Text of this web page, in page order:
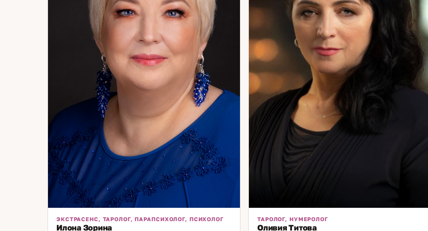
ЭКСТРАСЕНС, ТАРОЛОГ, ПАРАПСИХОЛОГ, ПСИХОЛОГ
Илона Зорина
ТАРОЛОГ, НУМЕРОЛОГ
Оливия Титова